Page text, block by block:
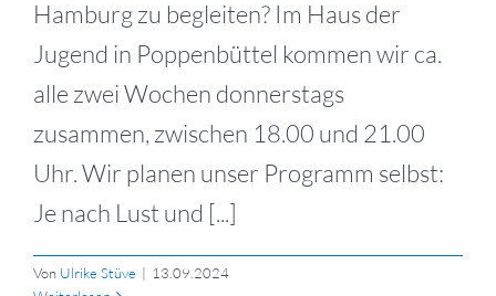
Hamburg zu begleiten? Im Haus der
Jugend in Poppenbüttel kommen wir ca.
alle zwei Wochen donnerstags
zusammen, zwischen 18.00 und 21.00
Uhr. Wir planen unser Programm selbst:
Je nach Lust und [...]
Von Ulrike Stüve | 13.09.2024